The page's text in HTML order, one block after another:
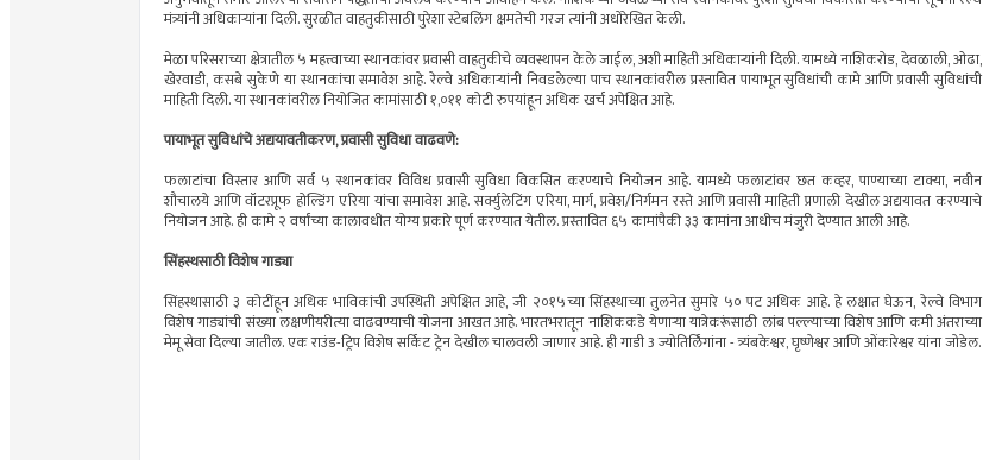
मंत्र्यांनी अधिकाऱ्यांना दिली. सुरळीत वाहतुकीसाठी पुरेशा स्टेबलिंग क्षमतेची गरज त्यांनी अधोरेखित केली.
मेळा परिसराच्या क्षेत्रातील ५ महत्त्वाच्या स्थानकांवर प्रवासी वाहतुकीचे व्यवस्थापन केले जाईल, अशी माहिती अधिकाऱ्यांनी दिली. यामध्ये नाशिकरोड, देवळाली, ओढा,
खेरवाडी, कसबे सुकेणे या स्थानकांचा समावेश आहे. रेल्वे अधिकाऱ्यांनी निवडलेल्या पाच स्थानकांवरील प्रस्तावित पायाभूत सुविधांची कामे आणि प्रवासी सुविधांची
माहिती दिली. या स्थानकांवरील नियोजित कामांसाठी १,०११ कोटी रुपयांहून अधिक खर्च अपेक्षित आहे.
पायाभूत सुविधांचे अद्ययावतीकरण, प्रवासी सुविधा वाढवणे:
फलाटांचा विस्तार आणि सर्व ५ स्थानकांवर विविध प्रवासी सुविधा विकसित करण्याचे नियोजन आहे. यामध्ये फलाटांवर छत कव्हर, पाण्याच्या टाक्या, नवीन
शौचालये आणि वॉटरप्रूफ होल्डिंग एरिया यांचा समावेश आहे. सर्क्युलेटिंग एरिया, मार्ग, प्रवेश/निर्गमन रस्ते आणि प्रवासी माहिती प्रणाली देखील अद्ययावत करण्याचे
नियोजन आहे. ही कामे २ वर्षांच्या कालावधीत योग्य प्रकारे पूर्ण करण्यात येतील. प्रस्तावित ६५ कामांपैकी ३३ कामांना आधीच मंजुरी देण्यात आली आहे.
सिंहस्थसाठी विशेष गाड्या
सिंहस्थासाठी ३ कोटींहून अधिक भाविकांची उपस्थिती अपेक्षित आहे, जी २०१५च्या सिंहस्थाच्या तुलनेत सुमारे ५० पट अधिक आहे. हे लक्षात घेऊन, रेल्वे विभाग
विशेष गाड्यांची संख्या लक्षणीयरीत्या वाढवण्याची योजना आखत आहे. भारतभरातून नाशिककडे येणाऱ्या यात्रेकरूंसाठी लांब पल्ल्याच्या विशेष आणि कमी अंतराच्या
मेमू सेवा दिल्या जातील. एक राउंड-ट्रिप विशेष सर्किट ट्रेन देखील चालवली जाणार आहे. ही गाडी 3 ज्योतिर्लिंगांना - त्र्यंबकेश्वर, घृष्णेश्वर आणि ओंकारेश्वर यांना जोडेल.